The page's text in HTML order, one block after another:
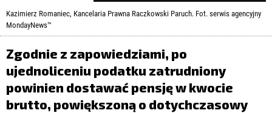
LIFESTYLE
OPINIE I KOMENTARZE
Kazimierz Romaniec, Kancelaria Prawna Raczkowski Paruch. Fot. serwis agencyjny
MondayNews™
Zgodnie z zapowiedziami, po
ujednoliceniu podatku zatrudniony
powinien dostawać pensję w kwocie
brutto, powiększoną o dotychczasowy